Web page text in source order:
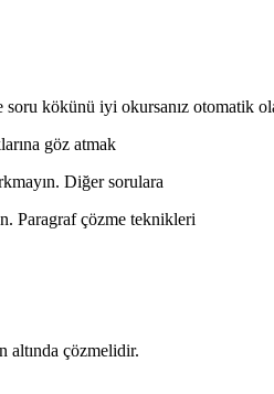
soru kökünü iyi okursanız otomatik
göz atmak
Diğer sorulara
Paragraf çözme teknikleri
altında çözmelidir.